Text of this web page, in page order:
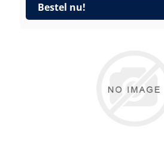
Bestel nu!